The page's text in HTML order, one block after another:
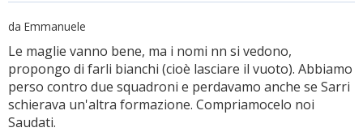
da Emmanuele
Le maglie vanno bene, ma i nomi nn si vedono,
propongo di farli bianchi (cioè lasciare il vuoto). Abbiamo
perso contro due squadroni e perdavamo anche se Sarri
schierava un'altra formazione. Compriamocelo noi
Saudati.